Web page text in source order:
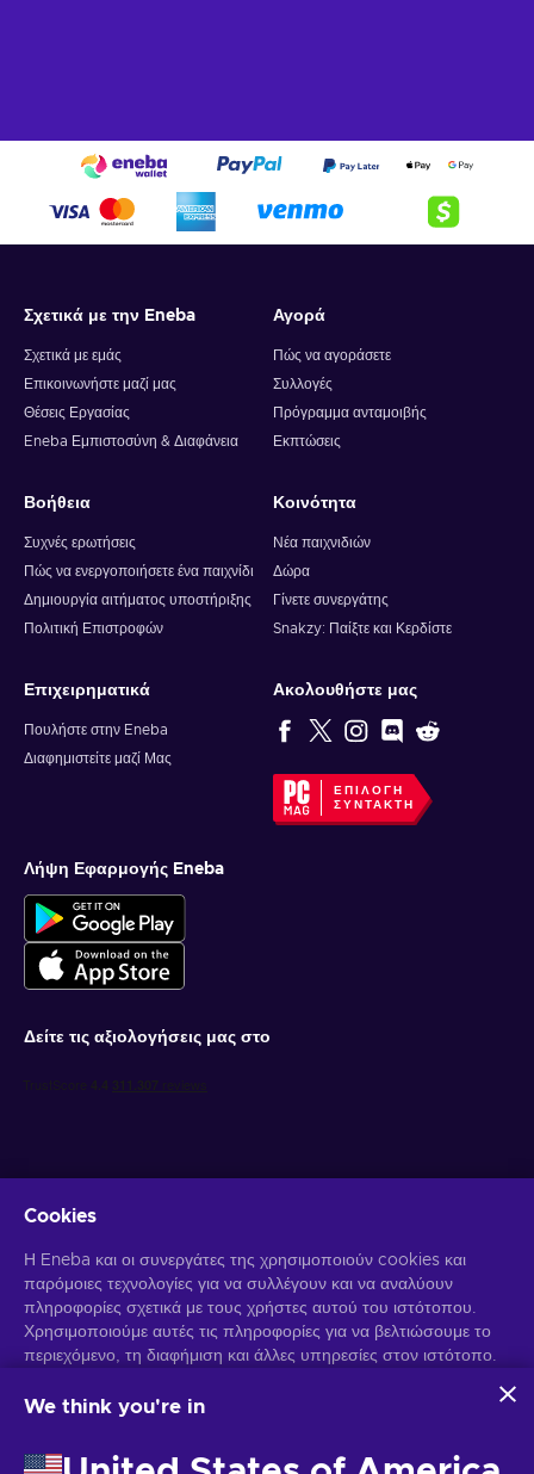
Σχετικά με την Eneba
Σχετικά με εμάς
Επικοινωνήστε μαζί μας
Θέσεις Εργασίας
Eneba Εμπιστοσύνη & Διαφάνεια
Αγορά
Πώς να αγοράσετε
Συλλογές
Πρόγραμμα ανταμοιβής
Εκπτώσεις
Βοήθεια
Συχνές ερωτήσεις
Πώς να ενεργοποιήσετε ένα παιχνίδι
Δημιουργία αιτήματος υποστήριξης
Πολιτική Επιστροφών
Κοινότητα
Νέα παιχνιδιών
Δώρα
Γίνετε συνεργάτης
Snakzy: Παίξτε και Κερδίστε
Επιχειρηματικά
Πουλήστε στην Eneba
Διαφημιστείτε μαζί Μας
Ακολουθήστε μας
ΕΠΙΛΟΓΉ
ΣΥΝΤΆΚΤΗ
Λήψη Εφαρμογής Eneba
Δείτε τις αξιολογήσεις μας στο
Λάβετε προσωποποιημένες προσφορές για παιχνίδια
Γραφτείτε συνδρομητής
Μπορείτε να απεγγραφείτε οποιαδήποτε στιγμή. Επισκεφθείτε την
Ειδοποίηση Απορρήτουγια περισσότερες πληροφορίες.
Cookies
Η Eneba και οι συνεργάτες της χρησιμοποιούν cookies και
παρόμοιες τεχνολογίες για να συλλέγουν και να αναλύουν
πληροφορίες σχετικά με τους χρήστες αυτού του ιστότοπου.
Χρησιμοποιούμε αυτές τις πληροφορίες για να βελτιώσουμε το
περιεχόμενο, τη διαφήμιση και άλλες υπηρεσίες στον ιστότοπο.
χρησιμοποιηθούν για την εξατομίκευση διαφημίσεων.
αυτών των τεχνολογιών από την Eneba και τους συνεργάτες
We think you're in